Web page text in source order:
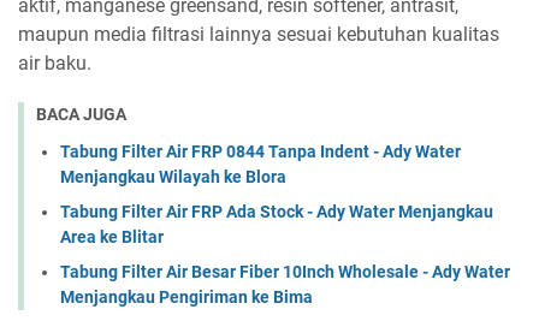
aktif, manganese greensand, resin softener, antrasit,
maupun media filtrasi lainnya sesuai kebutuhan kualitas
air baku.
BACA JUGA
Tabung Filter Air FRP 0844 Tanpa Indent - Ady Water
Menjangkau Wilayah ke Blora
Tabung Filter Air FRP Ada Stock - Ady Water Menjangkau
Area ke Blitar
Tabung Filter Air Besar Fiber 10Inch Wholesale - Ady Water
Menjangkau Pengiriman ke Bima